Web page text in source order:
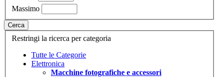
Massimo
Cerca
Restringi la ricerca per categoria
Tutte le Categorie
Elettronica
Macchine fotografiche e accessori